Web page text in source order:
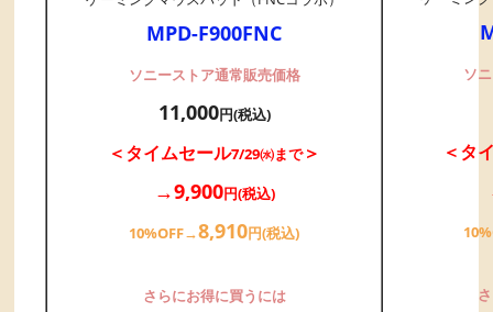
MPD-F900FNC
ソニーストア通常販売価格
11,000円(税込)
＜タイムセール7/29㈬まで＞
→9,900円(税込)
10%OFF→8,910円(税込)
さらにお得に買うには
ソ
＜タ